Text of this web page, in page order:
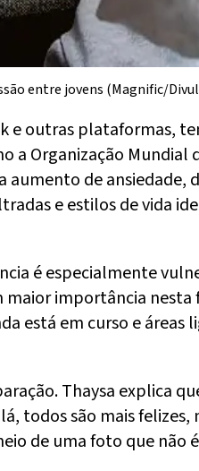
entre jovens (Magnific/
e outras plataformas,
a Organização
aumento de
e estilos de vida
é especialmente
importância
está em curso e
Thaysa explica
todos são mais
de uma foto que